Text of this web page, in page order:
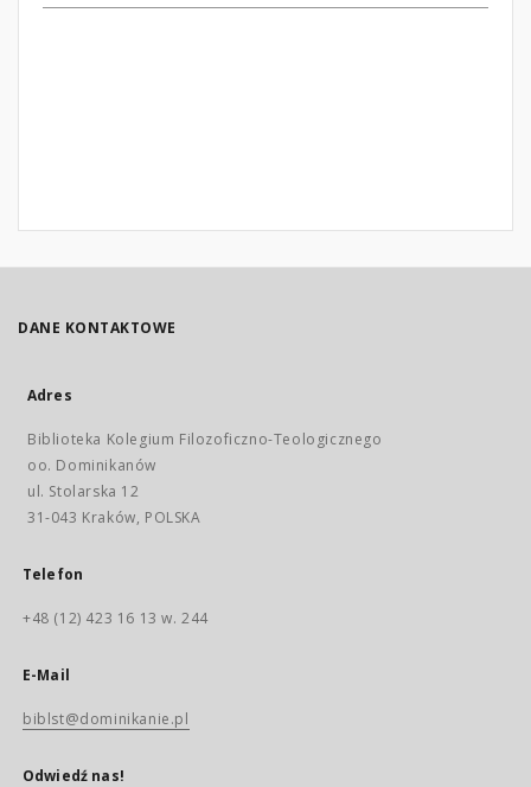
DANE KONTAKTOWE
Adres
Biblioteka Kolegium Filozoficzno-Teologicznego
oo. Dominikanów
ul. Stolarska 12
31-043 Kraków, POLSKA
Telefon
+48 (12) 423 16 13 w. 244
E-Mail
biblst@dominikanie.pl
Odwiedź nas!